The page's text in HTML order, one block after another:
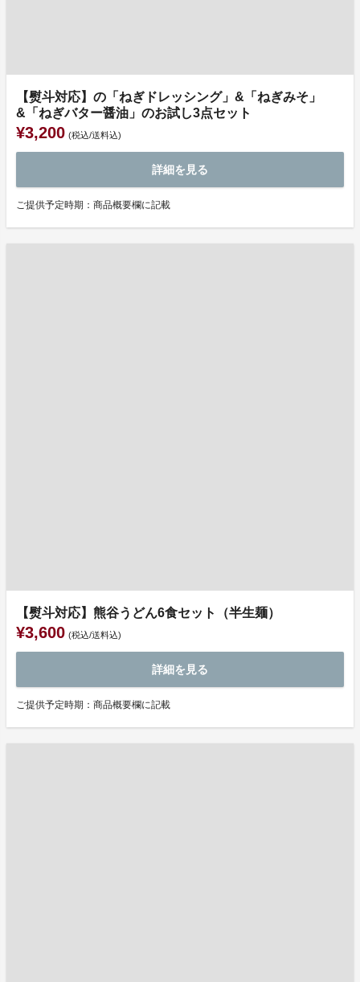
【熨斗対応】の「ねぎドレッシング」&「ねぎみそ」
&「ねぎバター醤油」のお試し3点セット
¥3,200 (税込/送料込)
詳細を見る
ご提供予定時期：商品概要欄に記載
【熨斗対応】熊谷うどん6食セット（半生麺）
¥3,600 (税込/送料込)
詳細を見る
ご提供予定時期：商品概要欄に記載